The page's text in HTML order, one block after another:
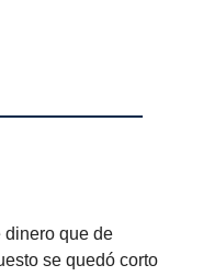
dinero que de
se quedó corto